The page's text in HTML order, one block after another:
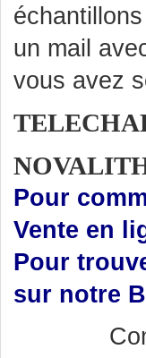
un mail
vous avez
Pour
Vente en
Pour
sur notre